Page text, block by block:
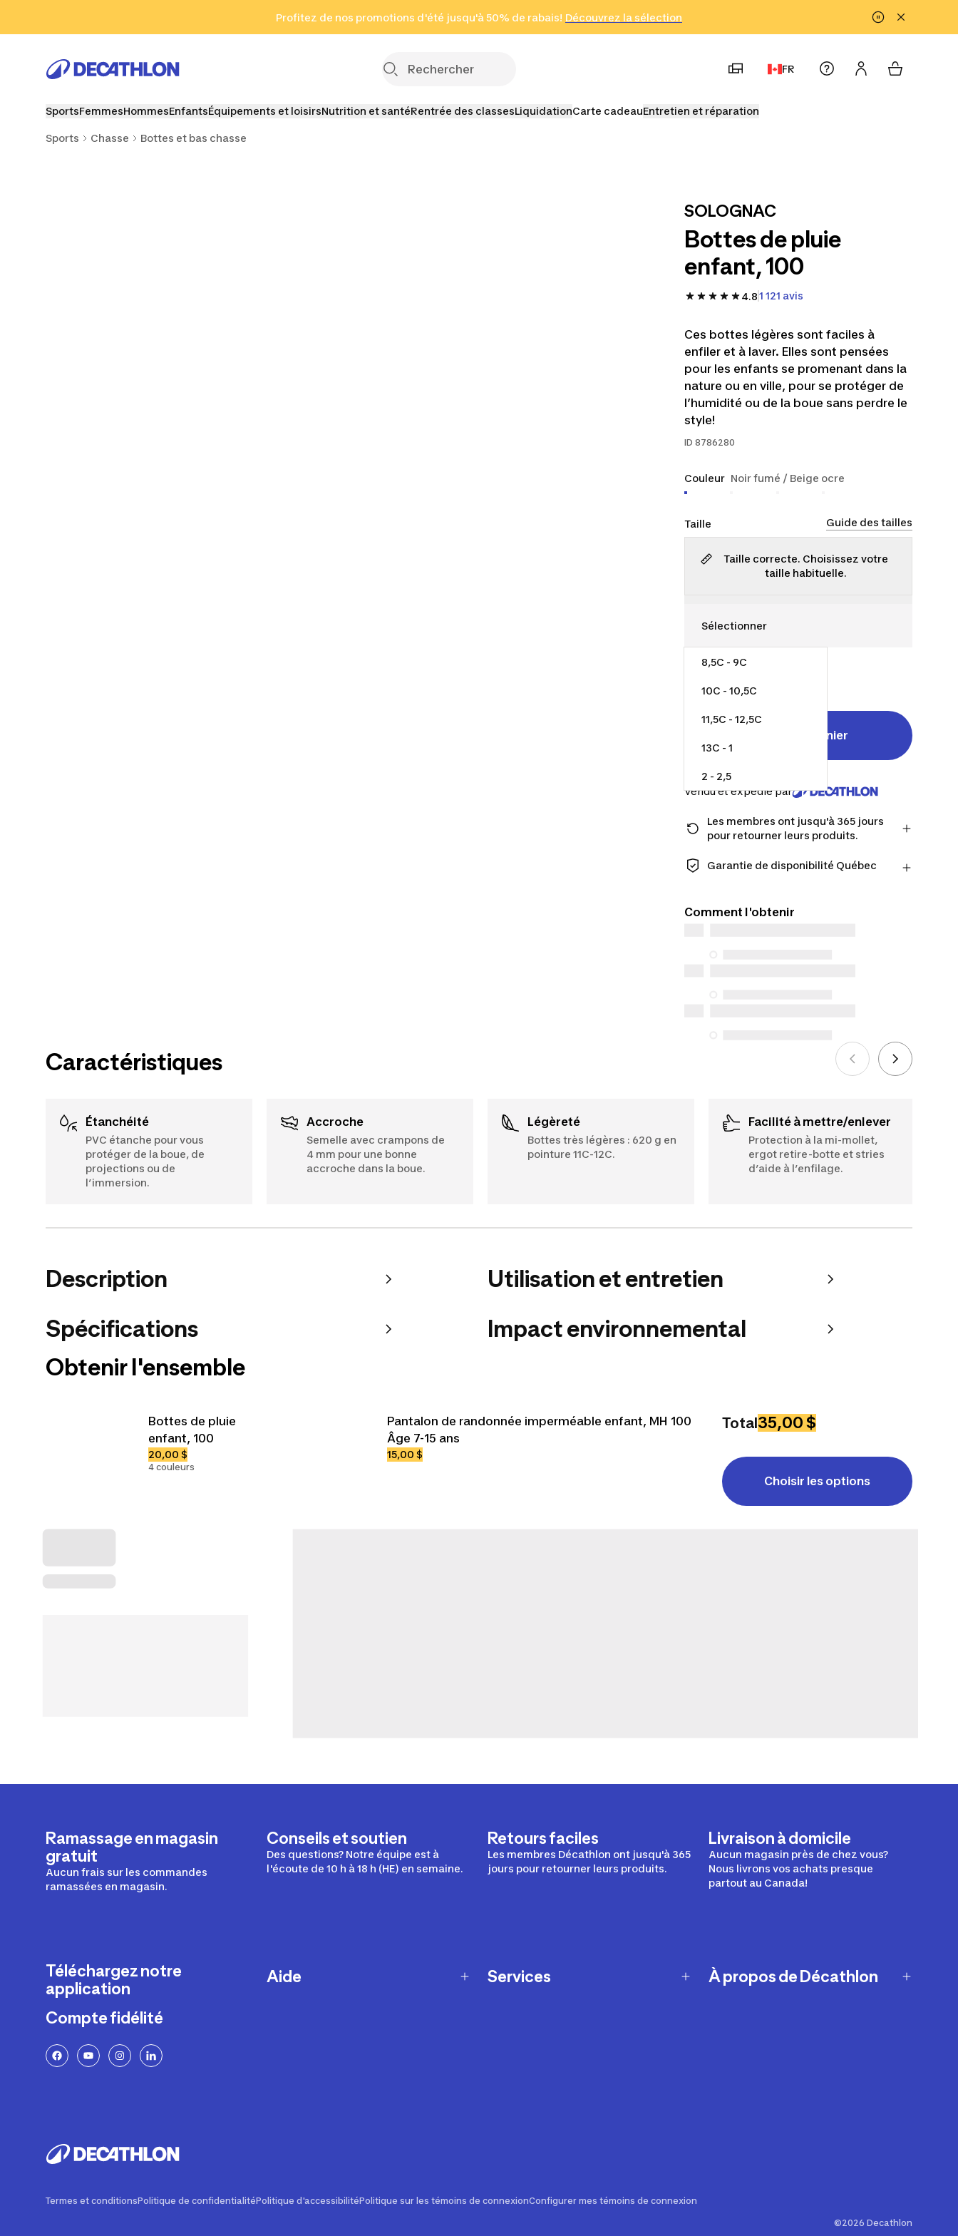
Aller au pied de page
Profitez de nos promotions d'été jusqu'à 50% de rabais! Découvrez la sélection
Cliquez ici
en seulement 2 h!
(Zones sélectionnées)
FR
SportsFemmesHommesEnfantsÉquipements et loisirsNutrition et santéRentrée des classesLiquidationCarte cadeauEntretien et réparation
Sports Chasse Bottes et bas chasse
SOLOGNAC
Bottes de pluie
enfant, 100
4.81 121 avis
Ces bottes légères sont faciles à
enfiler et à laver. Elles sont pensées
pour les enfants se promenant dans la
nature ou en ville, pour se protéger de
l’humidité ou de la boue sans perdre le
style!
ID 8786280
Couleur Noir fumé / Beige ocre
Taille Guide des tailles
Taille correcte. Choisissez votre
taille habituelle.
8,5C - 9C
10C - 10,5C
11,5C - 12,5C
13C - 1
2 - 2,5
Ajouter au panier
Vendu et expédié par
Les membres ont jusqu'à 365 jours
pour retourner leurs produits.
et obtenez plus de temps pour
En savoir plus
Garantie de disponibilité Québec
offre une vaste sélection de services de
effectués à compter du 5 octobre 2025.
Comment l'obtenir
Caractéristiques
Étanchéité
PVC étanche pour vous
protéger de la boue, de
projections ou de
l’immersion.
Accroche
Semelle avec crampons de
4 mm pour une bonne
accroche dans la boue.
Légèreté
Bottes très légères : 620 g en
pointure 11C-12C.
Facilité à mettre/enlever
Protection à la mi-mollet,
ergot retire-botte et stries
d’aide à l’enfilage.
Description
Spécifications
Utilisation et entretien
Impact environnemental
Obtenir l'ensemble
Bottes de pluie
enfant, 100
20,00 $
4 couleurs
Pantalon de randonnée imperméable enfant, MH 100
Âge 7-15 ans
15,00 $
Total35,00 $
Choisir les options
Ramassage en magasin
gratuit
Aucun frais sur les commandes
ramassées en magasin.
Conseils et soutien
Des questions? Notre équipe est à
l'écoute de 10 h à 18 h (HE) en semaine.
Retours faciles
Les membres Décathlon ont jusqu'à 365
jours pour retourner leurs produits.
Livraison à domicile
Aucun magasin près de chez vous?
Nous livrons vos achats presque
partout au Canada!
Téléchargez notre
application
Compte fidélité
Aide Services À propos de Décathlon
Termes et conditionsPolitique de confidentialitéPolitique d'accessibilitéPolitique sur les témoins de connexionConfigurer mes témoins de connexion
©2026 Decathlon